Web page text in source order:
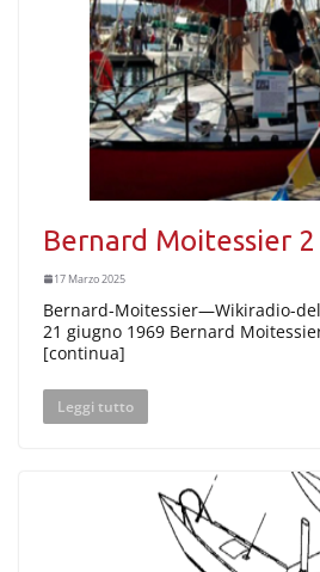
Bernard Moitessier 2
17 Marzo 2025
Bernard-Moitessier—Wikiradio-
21 giugno 1969 Bernard
[continua]
Leggi tutto